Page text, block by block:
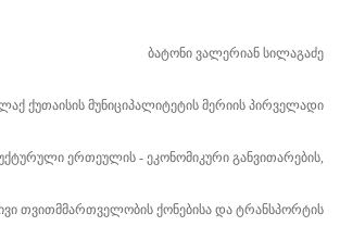
ბატონი ვალერიან სილაგაძე
ქუთაისის მუნიციპალიტეტის მერიის პირველადი
ერთეულის - ეკონომიკური განვითარების,
თვითმმართველობის ქონებისა და ტრანსპორტის